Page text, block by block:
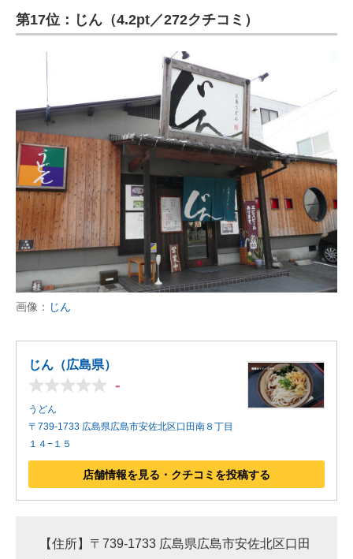
第17位：じん（4.2pt／272クチコミ）
画像： じん
じん（広島県）
-
うどん
〒739-1733 広島県広島市安佐北区口田南８丁目
１４−１５
店舗情報を見る・クチコミを投稿する
【住所】〒739-1733 広島県広島市安佐北区口田